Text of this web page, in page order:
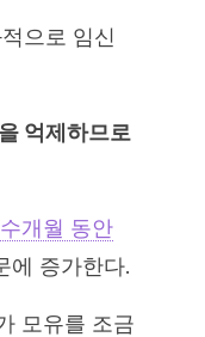
으로 임신
억제하므로
개월 동안
에 증가한다.
모유를 조금